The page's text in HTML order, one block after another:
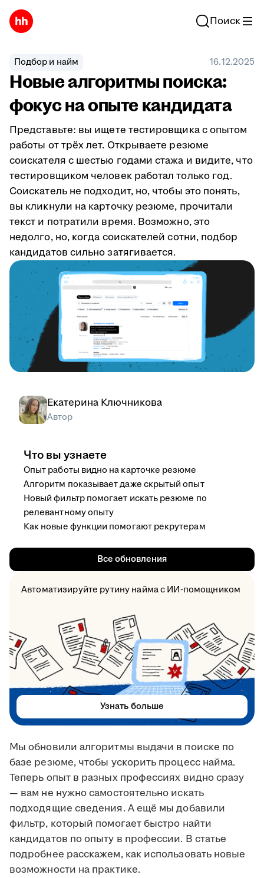
Поиск
Подбор и найм 16.12.2025
Новые алгоритмы поиска:
фокус на опыте кандидата
Представьте: вы ищете тестировщика с опытом
работы от трёх лет. Открываете резюме
соискателя с шестью годами стажа и видите, что
тестировщиком человек работал только год.
Соискатель не подходит, но, чтобы это понять,
вы кликнули на карточку резюме, прочитали
текст и потратили время. Возможно, это
недолго, но, когда соискателей сотни, подбор
кандидатов сильно затягивается.
Мы обновили алгоритмы выдачи в поиске по
базе резюме, чтобы ускорить процесс найма.
Теперь опыт в разных профессиях видно сразу
— вам не нужно самостоятельно искать
подходящие сведения. А ещё мы добавили
фильтр, который помогает быстро найти
кандидатов по опыту в профессии. В статье
подробнее расскажем, как использовать новые
возможности на практике.
Екатерина Ключникова
Автор
Что вы узнаете
Опыт работы видно на карточке резюме
Алгоритм показывает даже скрытый опыт
Новый фильтр помогает искать резюме по
релевантному опыту
Как новые функции помогают рекрутерам
Все обновления
Автоматизируйте рутину найма с ИИ-помощником
Узнать больше